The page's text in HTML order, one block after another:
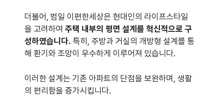
더불어, 범일 이편한세상은 현대인의 라이프스타일
을 고려하여 주택 내부의 평면 설계를 혁신적으로 구
성하였습니다. 특히, 주방과 거실의 개방형 설계를 통
해 환기와 조망이 우수하게 이루어져 있습니다.
이러한 설계는 기존 아파트의 단점을 보완하며, 생활
의 편리함을 증가시킵니다.